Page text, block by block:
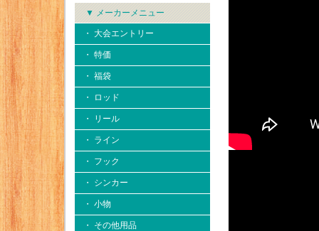
▼ メーカーメニュー
・ 大会エントリー
・ 特価
・ 福袋
・ ロッド
・ リール
・ ライン
・ フック
・ シンカー
・ 小物
・ その他用品